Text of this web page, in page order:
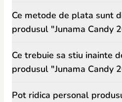
Ce metode de plata sunt
produsul "Junama Candy
Ce trebuie sa stiu inainte
produsul "Junama Candy
Pot ridica personal